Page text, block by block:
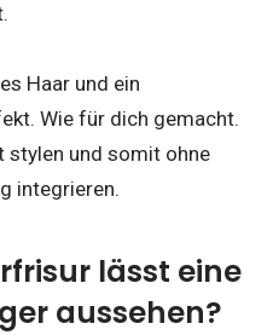
Haar und ein
Wie für dich gemacht.
stylen und somit ohne
integrieren.
lässt eine
aussehen?